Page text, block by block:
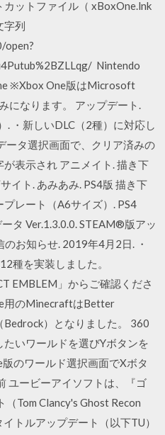
カットファイル（ xBoxOne.lnk
字列
open?
Nintendo
※Xbox One版はMicrosoft
になります。 アップデート.
. ・新しいDLC（2種）に対応し
ータ選択画面で、クリア済みの
表示され アニメイト. 描き下
イト. あみあみ. PS4版 描き下
レート（A6サイズ）. PS4
タ Ver.1.3.0.0. STEAM®版アッ
お知らせ. 2019年4月2日. ・
種を実装しました。
EMBLEM」からご確認くださ
用のMinecraftはBetter
）となりました。 360
いワールドを選びYボタンを
のワールド選択画面でXボタ
ユービーアイソフトは、『ゴ
Tom Clancy's Ghost Recon
トルアップデート（以下TU）